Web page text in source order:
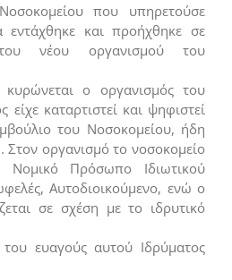
που υπηρετούσε
και προήχθηκε σε
νέου οργανισμού του
ο οργανισμός του
καταρτιστεί και ψηφιστεί
του Νοσοκομείου, ήδη
οργανισμό το νοσοκομείο
Νομικό Πρόσωπο Ιδιωτικού
Αυτοδιοικούμενο, ενώ ο
σε σχέση με το ιδρυτικό
ευαγούς αυτού Ιδρύματος